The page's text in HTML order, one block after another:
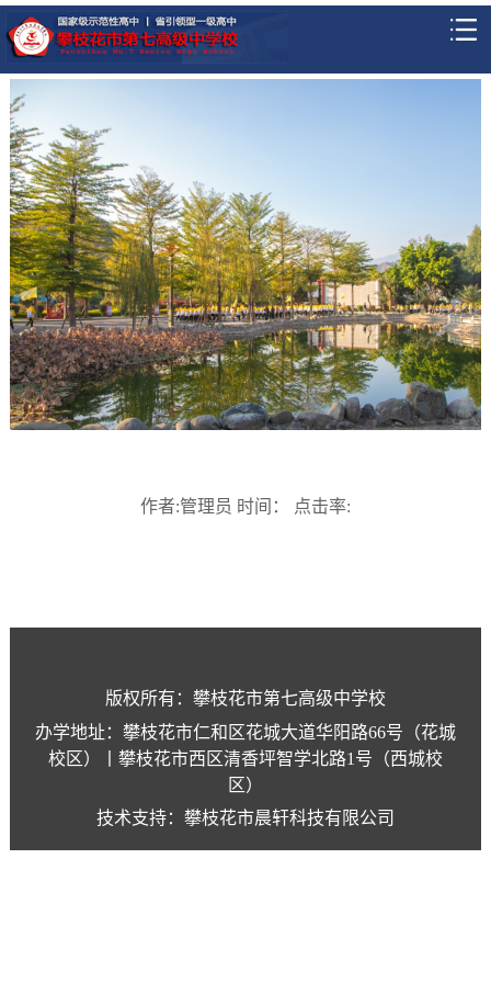
作者:管理员 时间： 点击率:
版权所有：攀枝花市第七高级中学校
办学地址：攀枝花市仁和区花城大道华阳路66号（花城
校区）丨攀枝花市西区清香坪智学北路1号（西城校
区）
技术支持：攀枝花市晨轩科技有限公司